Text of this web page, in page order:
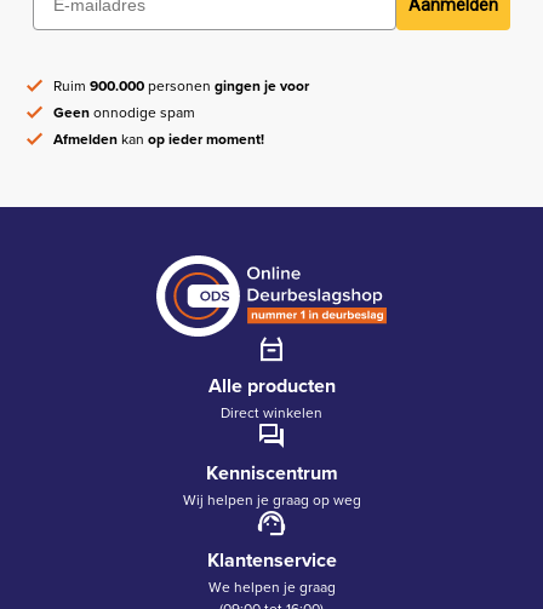
Aanmelden
Ruim900.000personengingen je voor
Geenonnodige spam
Afmeldenkanop ieder moment!
Alle producten
Direct winkelen
Kenniscentrum
Wij helpen je graag op weg
Klantenservice
We helpen je graag